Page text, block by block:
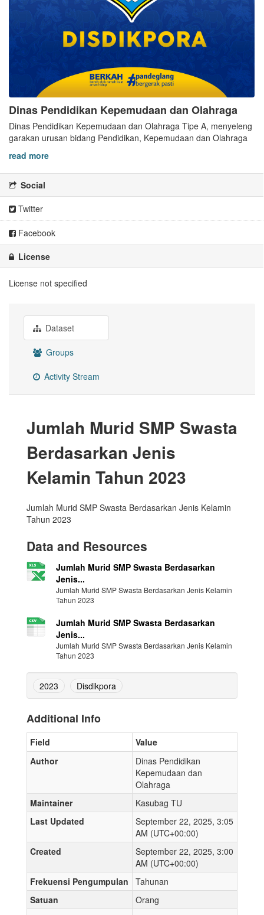
Dinas Pendidikan Kepemudaan dan Olahraga
Dinas Pendidikan Kepemudaan dan Olahraga Tipe A, menyeleng
garakan urusan bidang Pendidikan, Kepemudaan dan Olahraga
read more
Social
Twitter
Facebook
License
License not specified
Dataset
Groups
Activity Stream
Jumlah Murid SMP Swasta
Berdasarkan Jenis
Kelamin Tahun 2023
Jumlah Murid SMP Swasta Berdasarkan Jenis Kelamin
Tahun 2023
Data and Resources
Jumlah Murid SMP Swasta Berdasarkan
Jenis...
Jumlah Murid SMP Swasta Berdasarkan Jenis Kelamin
Tahun 2023
Jumlah Murid SMP Swasta Berdasarkan
Jenis...
Jumlah Murid SMP Swasta Berdasarkan Jenis Kelamin
Tahun 2023
2023 Disdikpora
Additional Info
Field
Value
Author
Dinas Pendidikan
Kepemudaan dan
Olahraga
Maintainer
Kasubag TU
Last Updated
September 22, 2025, 3:05
AM (UTC+00:00)
Created
September 22, 2025, 3:00
AM (UTC+00:00)
Frekuensi Pengumpulan
Tahunan
Satuan
Orang